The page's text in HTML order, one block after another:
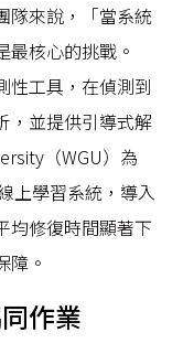
隊來說，「當系統
最核心的挑戰。
性工具，在偵測到
，並提供引導式解
（WGU）為
上學習系統，導入
均修復時間顯著下
障。
作業